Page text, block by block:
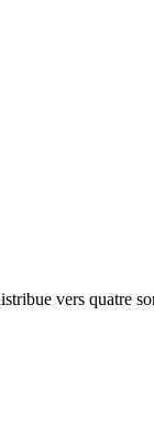
vers quatre